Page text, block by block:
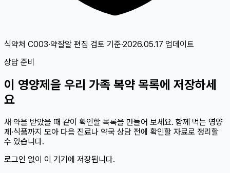
식약처 C003·약잘알 편집 검토 기준·2026.05.17 업데이트
상담 준비
이 영양제 을 우리 가족 복약 목록에 저장하세
요
새 약을 받았을 때 같이 확인할 목록을 만들어 보세요. 함께 먹는 영양
제·식품까지 모아 다음 진료나 약국 상담 전에 확인할 자료로 정리할
수 있습니다.
로그인 없이 이 기기에 저장됩니다.